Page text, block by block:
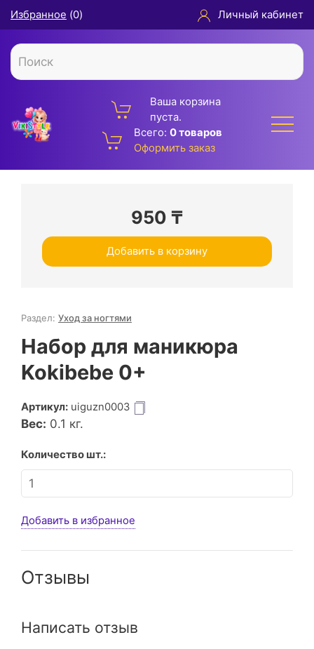
Избранное (0) Личный кабинет
Ваша корзина
пуста.
Всего: 0 товаров
Оформить заказ
950 ₸
Добавить в корзину
Раздел: Уход за ногтями
Набор для маникюра
Kokibebe 0+
Артикул: uiguzn0003
Вес: 0.1 кг.
Количество шт.:
Добавить в избранное
Отзывы
Написать отзыв